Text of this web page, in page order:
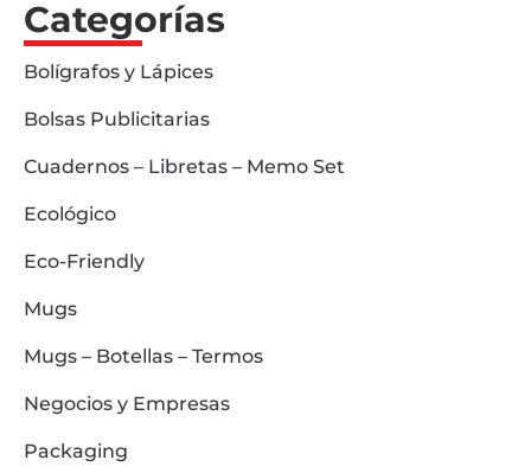
Categorías
Bolígrafos y Lápices
Bolsas Publicitarias
Cuadernos – Libretas – Memo Set
Ecológico
Eco-Friendly
Mugs
Mugs – Botellas – Termos
Negocios y Empresas
Packaging